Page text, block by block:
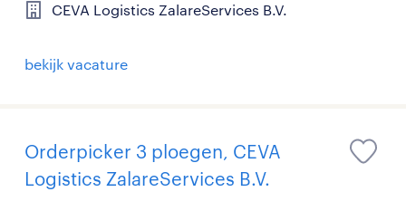
CEVA Logistics ZalareServices B.V.
bekijk vacature
Orderpicker 3 ploegen, CEVA
Logistics ZalareServices B.V.